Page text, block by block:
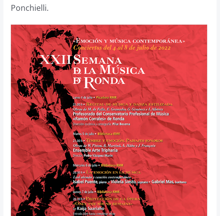
Ponchielli.